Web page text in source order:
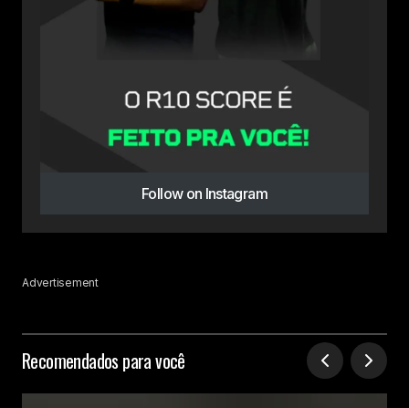
Follow on Instagram
Advertisement
Recomendados para você